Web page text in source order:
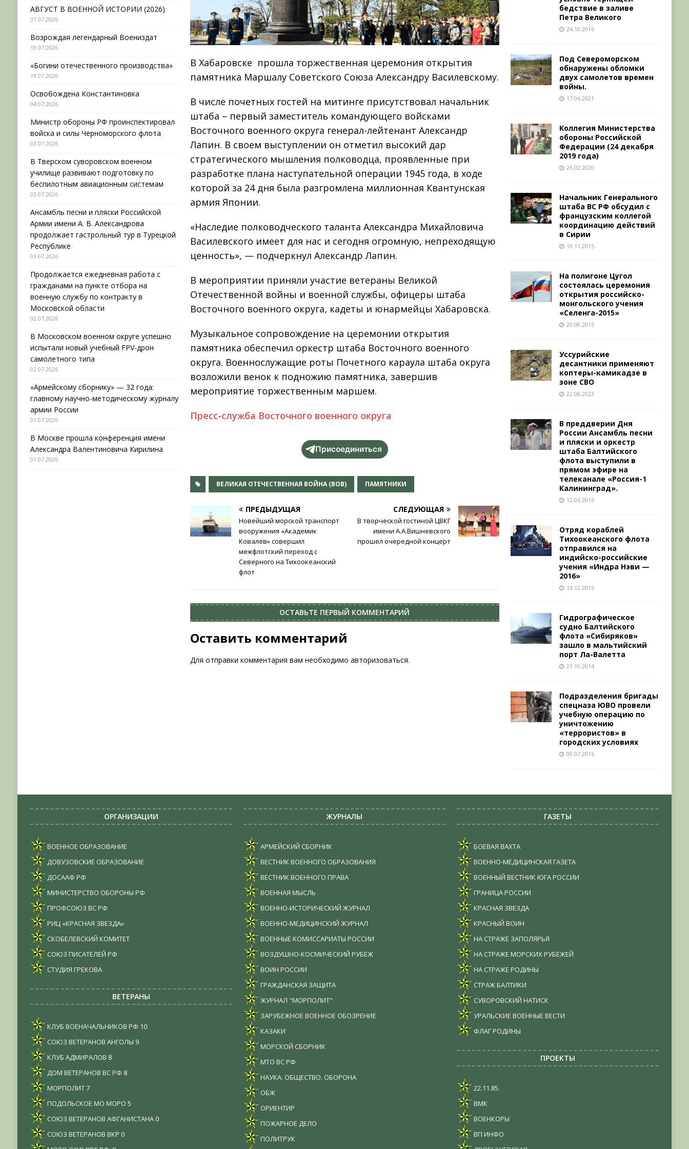
В Хабаровске прошла торжественная церемония открытия
памятника Маршалу Советского Союза Александру Василевскому.
В числе почетных гостей на митинге присутствовал начальник
штаба – первый заместитель командующего войсками
Восточного военного округа генерал-лейтенант Александр
Лапин. В своем выступлении он отметил высокий дар
стратегического мышления полководца, проявленные при
разработке плана наступательной операции 1945 года, в ходе
которой за 24 дня была разгромлена миллионная Квантунская
армия Японии.
«Наследие полководческого таланта Александра Михайловича
Василевского имеет для нас и сегодня огромную, непреходящую
ценность», — подчеркнул Александр Лапин.
В мероприятии приняли участие ветераны Великой
Отечественной войны и военной службы, офицеры штаба
Восточного военного округа, кадеты и юнармейцы Хабаровска.
Музыкальное сопровождение на церемонии открытия
памятника обеспечил оркестр штаба Восточного военного
округа. Военнослужащие роты Почетного караула штаба округа
возложили венок к подножию памятника, завершив
мероприятие торжественным маршем.
Пресс-служба Восточного военного округа
Присоединиться
ВЕЛИКАЯ ОТЕЧЕСТВЕННАЯ ВОЙНА (ВОВ) ПАМЯТНИКИ
ПРЕДЫДУЩАЯ
Новейший морской транспорт
вооружения «Академик
Ковалев» совершил
межфлотский переход с
Северного на Тихоокеанский
флот
СЛЕДУЮЩАЯ
В творческой гостиной ЦВКГ
имени А.А.Вишневского
прошел очередной концерт
ОСТАВЬТЕ ПЕРВЫЙ КОММЕНТАРИЙ
Оставить комментарий
Для отправки комментария вам необходимоавторизоваться.
АВГУСТ В ВОЕННОЙ ИСТОРИИ (2026)
31.07.2026
Возрождая легендарный Воениздат
19.07.2026
«Богини отечественного производства»
19.07.2026
Освобождена Константиновка
04.07.2026
Министр обороны РФ проинспектировал
войска и силы Черноморского флота
03.07.2026
В Тверском суворовском военном
училище развивают подготовку по
беспилотным авиационным системам
03.07.2026
Ансамбль песни и пляски Российской
Армии имени А. В. Александрова
продолжает гастрольный тур в Турецкой
Республике
03.07.2026
Продолжается ежедневная работа с
гражданами на пункте отбора на
военную службу по контракту в
Московской области
02.07.2026
В Московском военном округе успешно
испытали новый учебный FPV-дрон
самолетного типа
02.07.2026
«Армейскому сборнику» — 32 года:
главному научно-методическому журналу
армии России
01.07.2026
В Москве прошла конференция имени
Александра Валентиновича Кирилина
01.07.2026
бедствие в заливе
Петра Великого
24.10.2016
Под Североморском
обнаружены обломки
двух самолетов времен
войны.
17.06.2021
Коллегия Министерства
обороны Российской
Федерации (24 декабря
2019 года)
26.02.2020
Начальник Генерального
штаба ВС РФ обсудил с
французским коллегой
координацию действий
в Сирии
19.11.2015
На полигоне Цугол
состоялась церемония
открытия российско-
монгольского учения
«Селенга-2015»
20.08.2015
Уссурийские
десантники применяют
коптеры-камикадзе в
зоне СВО
22.08.2023
В преддверии Дня
России Ансамбль песни
и пляски и оркестр
штаба Балтийского
флота выступили в
прямом эфире на
телеканале «Россия-1
Калининград».
12.06.2016
Отряд кораблей
Тихоокеанского флота
отправился на
индийско-российские
учения «Индра Нэви —
2016»
13.12.2016
Гидрографическое
судно Балтийского
флота «Сибиряков»
зашло в мальтийский
порт Ла-Валетта
21.10.2014
Подразделения бригады
спецназа ЮВО провели
учебную операцию по
уничтожению
«террористов» в
городских условиях
09.07.2015
ОРГАНИЗАЦИИ
ВОЕННОЕ ОБРАЗОВАНИЕ
ДОВУЗОВСКИЕ ОБРАЗОВАНИЕ
ДОСААФ РФ
МИНИСТЕРСТВО ОБОРОНЫ РФ
ПРОФСОЮЗ ВС РФ
РИЦ «КРАСНАЯ ЗВЕЗДА»
СКОБЕЛЕВСКИЙ КОМИТЕТ
СОЮЗ ПИСАТЕЛЕЙ РФ
СТУДИЯ ГРЕКОВА
ВЕТЕРАНЫ
КЛУБ ВОЕНАЧАЛЬНИКОВ РФ 10
СОЮЗ ВЕТЕРАНОВ АНГОЛЫ 9
КЛУБ АДМИРАЛОВ 8
ДОМ ВЕТЕРАНОВ ВС РФ 8
МОРПОЛИТ7
ПОДОЛЬСКОЕ МО МОРО 5
СОЮЗ ВЕТЕРАНОВ АФГАНИСТАНА0
СОЮЗ ВЕТЕРАНОВ ВКР 0
ЖУРНАЛЫ
АРМЕЙСКИЙ СБОРНИК
ВЕСТНИК ВОЕННОГО ОБРАЗОВАНИЯ
ВЕСТНИК ВОЕННОГО ПРАВА
ВОЕННАЯ МЫСЛЬ
ВОЕННО-ИСТОРИЧЕСКИЙ ЖУРНАЛ
ВОЕННО-МЕДИЦИНСКИЙ ЖУРНАЛ
ВОЕННЫЕ КОМИССАРИАТЫ РОССИИ
ВОЗДУШНО-КОСМИЧЕСКИЙ РУБЕЖ
ВОИН РОССИИ
ГРАЖДАНСКАЯ ЗАЩИТА
ЖУРНАЛ "МОРПОЛИТ"
ЗАРУБЕЖНОЕ ВОЕННОЕ ОБОЗРЕНИЕ
КАЗАКИ
МОРСКОЙ СБОРНИК
МТО ВС РФ
НАУКА. ОБЩЕСТВО. ОБОРОНА
ОБЖ
ОРИЕНТИР
ПОЖАРНОЕ ДЕЛО
ПОЛИТРУК
ГАЗЕТЫ
БОЕВАЯ ВАХТА
ВОЕННО-МЕДИЦИНСКАЯ ГАЗЕТА
ВОЕННЫЙ ВЕСТНИК ЮГА РОССИИ
ГРАНИЦА РОССИИ
КРАСНАЯ ЗВЕЗДА
КРАСНЫЙ ВОИН
НА СТРАЖЕ ЗАПОЛЯРЬЯ
НА СТРАЖЕ МОРСКИХ РУБЕЖЕЙ
НА СТРАЖЕ РОДИНЫ
СТРАЖ БАЛТИКИ
СУВОРОВСКИЙ НАТИСК
УРАЛЬСКИЕ ВОЕННЫЕ ВЕСТИ
ФЛАГ РОДИНЫ
ПРОЕКТЫ
22.11.85.
ВМК
ВОЕНКОРЫ
ВП ИНФО